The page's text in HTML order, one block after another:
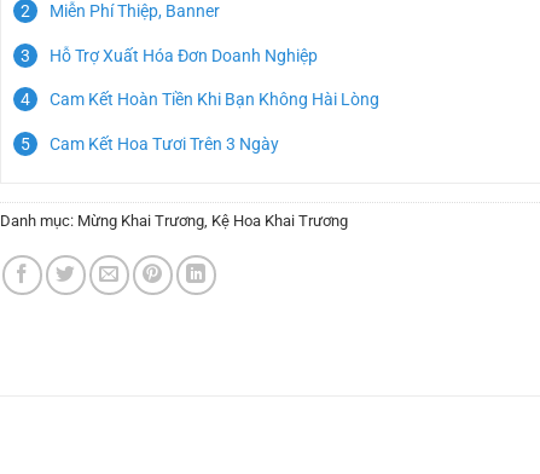
Miễn Phí Thiệp, Banner
Hỗ Trợ Xuất Hóa Đơn Doanh Nghiệp
Cam Kết Hoàn Tiền Khi Bạn Không Hài Lòng
Cam Kết Hoa Tươi Trên 3 Ngày
Danh mục: Mừng Khai Trương Kệ Hoa Khai Trương